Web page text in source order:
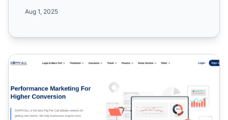
Aug 1, 2025
Programa de Afiliados DOPPCALL